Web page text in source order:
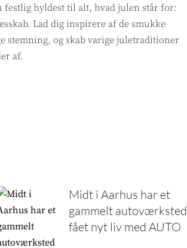
festlig hyldest til alt, hvad julen står for:
Lad dig inspirere af de smukke
stemning, og skab varige juletraditioner
af.
Midt i Aarhus har et
gammelt autoværksted
fået nyt liv med AUTO